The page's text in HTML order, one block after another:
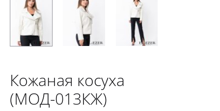
Кожаная косуха
(МОД-013КЖ)